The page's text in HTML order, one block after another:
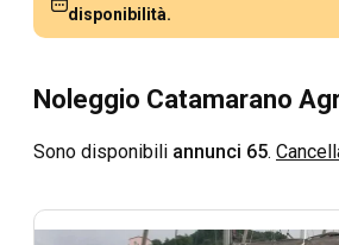
disponibilità.
Noleggio Catamarano
Sono disponibili annunci 65.